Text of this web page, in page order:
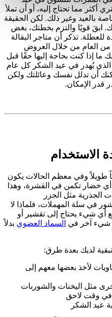
مما تحتاج إليه، أو أن تملأ
بالعيد وغير ذلك. لكن الحقيقة
ابقَ قويًا والتزم بخطتك، بغض
للعطلة. تذكر أن متاجر البقالة
من العام من خلال العروض
ما إذا كنت بحاجة إليها حقًا قبل
يُهدر في عيد الشكر كل عام
أن تدلل نفسك وعائلتك ولكن
قدر الإمكان.
الاستخدام
طويلاً وفي معظم الحالات يكون
خضار تكمن في القشرة، وهذا
مثل الجزر
في سلة المهملات، فلماذا لا
أي شيء يحتاج إلى تقشير أو
شيء آخر في السماد العضوي بدلاً
لديك بعدة طرق:
لأخذ بعضها معهم إلى
مثل اليخنات والشوربات
في وقت لاحق
عيد الشكر